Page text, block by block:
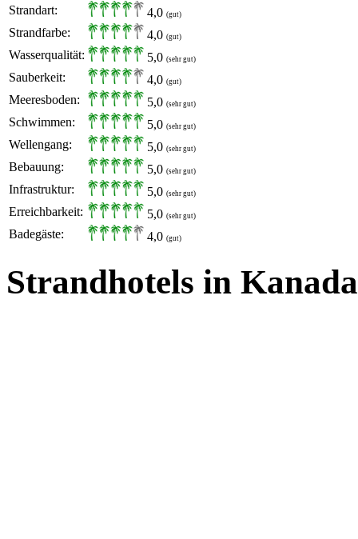
Strandart: 4,0 (gut)
Strandfarbe: 4,0 (gut)
Wasserqualität: 5,0 (sehr gut)
Sauberkeit: 4,0 (gut)
Meeresboden: 5,0 (sehr gut)
Schwimmen: 5,0 (sehr gut)
Wellengang: 5,0 (sehr gut)
Bebauung: 5,0 (sehr gut)
Infrastruktur: 5,0 (sehr gut)
Erreichbarkeit: 5,0 (sehr gut)
Badegäste: 4,0 (gut)
Strandhotels in Kanada